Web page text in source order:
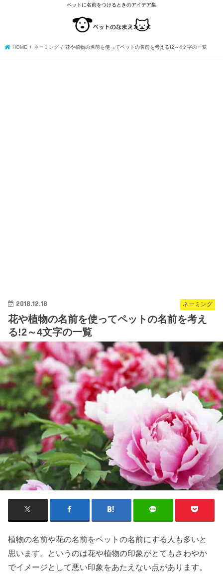
ペットに名前をつけるときのアイデア集
HOME ネーミング 花や植物の名前を使ってペットの名前を考える!2～4文字の一覧
ネーミング
2018.12.18
花や植物の名前を使ってペットの名前を考え
る!2～4文字の一覧
植物の名前や花の名前をペットの名前にする人も多いと
思います。というのは花や植物の印象がとてもさわやか
でイメージとして悪い印象をあたえない点があります。